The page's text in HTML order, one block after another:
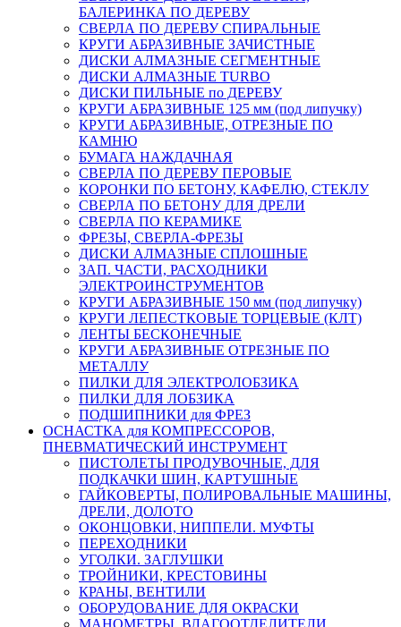
БАЛЕРИНКА ПО ДЕРЕВУ
СВЕРЛА ПО ДЕРЕВУ СПИРАЛЬНЫЕ
КРУГИ АБРАЗИВНЫЕ ЗАЧИСТНЫЕ
ДИСКИ АЛМАЗНЫЕ СЕГМЕНТНЫЕ
ДИСКИ АЛМАЗНЫЕ TURBO
ДИСКИ ПИЛЬНЫЕ по ДЕРЕВУ
КРУГИ АБРАЗИВНЫЕ 125 мм (под липучку)
КРУГИ АБРАЗИВНЫЕ, ОТРЕЗНЫЕ ПО
КАМНЮ
БУМАГА НАЖДАЧНАЯ
СВЕРЛА ПО ДЕРЕВУ ПЕРОВЫЕ
КОРОНКИ ПО БЕТОНУ, КАФЕЛЮ, СТЕКЛУ
СВЕРЛА ПО БЕТОНУ ДЛЯ ДРЕЛИ
СВЕРЛА ПО КЕРАМИКЕ
ФРЕЗЫ, СВЕРЛА-ФРЕЗЫ
ДИСКИ АЛМАЗНЫЕ СПЛОШНЫЕ
ЗАП. ЧАСТИ, РАСХОДНИКИ
ЭЛЕКТРОИНСТРУМЕНТОВ
КРУГИ АБРАЗИВНЫЕ 150 мм (под липучку)
КРУГИ ЛЕПЕСТКОВЫЕ ТОРЦЕВЫЕ (КЛТ)
ЛЕНТЫ БЕСКОНЕЧНЫЕ
КРУГИ АБРАЗИВНЫЕ ОТРЕЗНЫЕ ПО
МЕТАЛЛУ
ПИЛКИ ДЛЯ ЭЛЕКТРОЛОБЗИКА
ПИЛКИ ДЛЯ ЛОБЗИКА
ПОДШИПНИКИ для ФРЕЗ
ОСНАСТКА для КОМПРЕССОРОВ,
ПНЕВМАТИЧЕСКИЙ ИНСТРУМЕНТ
ПИСТОЛЕТЫ ПРОДУВОЧНЫЕ, ДЛЯ
ПОДКАЧКИ ШИН, КАРТУШНЫЕ
ГАЙКОВЕРТЫ, ПОЛИРОВАЛЬНЫЕ МАШИНЫ,
ДРЕЛИ, ДОЛОТО
ОКОНЦОВКИ, НИППЕЛИ. МУФТЫ
ПЕРЕХОДНИКИ
УГОЛКИ. ЗАГЛУШКИ
ТРОЙНИКИ, КРЕСТОВИНЫ
КРАНЫ, ВЕНТИЛИ
ОБОРУДОВАНИЕ ДЛЯ ОКРАСКИ
МАНОМЕТРЫ, ВЛАГООТДЕЛИТЕЛИ,